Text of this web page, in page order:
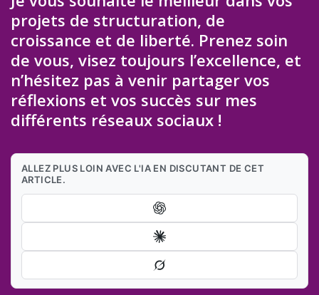
projets de structuration, de
croissance et de liberté. Prenez soin
de vous, visez toujours l’excellence, et
n’hésitez pas à venir partager vos
réflexions et vos succès sur mes
différents réseaux sociaux !
ALLEZ PLUS LOIN AVEC L'IA EN DISCUTANT DE CET
ARTICLE.